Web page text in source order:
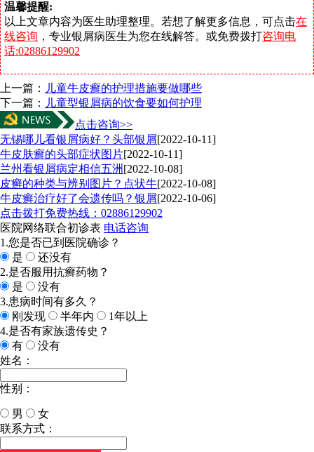
温馨提醒:
以上文章内容为医生助理整理。若想了解更多信息，可点击在
线咨询 ，专业银屑病医生为您在线解答。或免费拨打咨询电
话:02886129902
上一篇：
儿童牛皮癣的护理措施要做哪些
下一篇：
儿童型银屑病的饮食要如何护理
点击咨询>>
无锡哪儿看银屑病好？头部银屑[2022-10-11]
牛皮肤癣的头部症状图片[2022-10-11]
兰州看银屑病定相信五洲 [2022-10-08]
皮癣的种类与辨别图片？点状牛[2022-10-08]
牛皮癣治疗好了会遗传吗？银屑[2022-10-06]
点击拨打免费热线：02886129902
医院网络联合初诊表 电话咨询
1.您是否已到医院确诊？
是
还没有
2.是否服用抗癣药物？
是
没有
3.患病时间有多久？
刚发现
半年内
1年以上
4.是否有家族遗传史？
有
没有
姓名：
性别：
男
女
今天日期：
联系方式：